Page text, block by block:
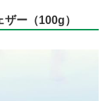
ー（100g）